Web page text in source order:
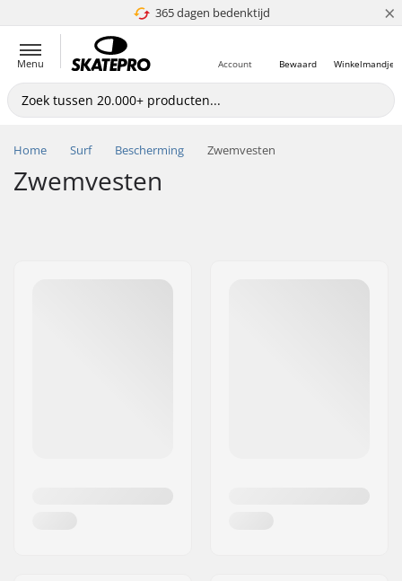
365 dagen bedenktijd
4.8 van 5 ×
Menu Winkelmandje
Bewaard
Account
Home Surf Bescherming Zwemvesten
Zwemvesten